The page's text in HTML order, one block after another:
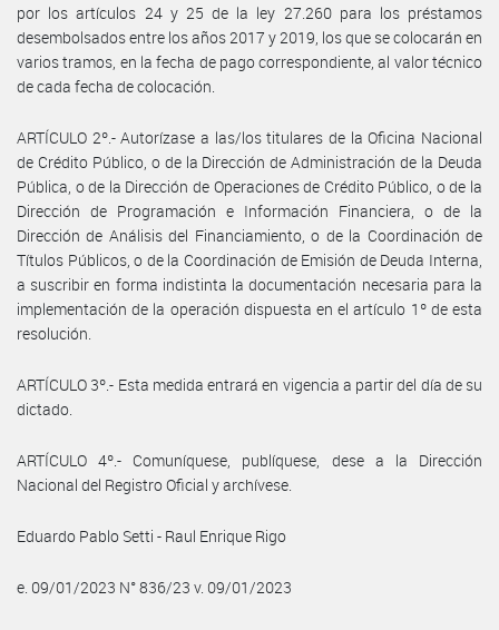
por los artículos 24 y 25 de la ley 27.260 para los préstamos
desembolsados entre los años 2017 y 2019, los que se colocarán en
varios tramos, en la fecha de pago correspondiente, al valor técnico
de cada fecha de colocación.
ARTÍCULO 2º.- Autorízase a las/los titulares de la Oficina Nacional
de Crédito Público, o de la Dirección de Administración de la Deuda
Pública, o de la Dirección de Operaciones de Crédito Público, o de la
Dirección de Programación e Información Financiera, o de la
Dirección de Análisis del Financiamiento, o de la Coordinación de
Títulos Públicos, o de la Coordinación de Emisión de Deuda Interna,
a suscribir en forma indistinta la documentación necesaria para la
implementación de la operación dispuesta en el artículo 1º de esta
resolución.
ARTÍCULO 3º.- Esta medida entrará en vigencia a partir del día de su
dictado.
ARTÍCULO 4º.- Comuníquese, publíquese, dese a la Dirección
Nacional del Registro Oficial y archívese.
Eduardo Pablo Setti - Raul Enrique Rigo
e. 09/01/2023 N° 836/23 v. 09/01/2023